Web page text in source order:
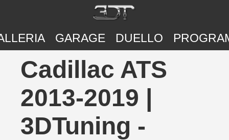
GARAGE DUELLO
Cadillac ATS
2013-2019 |
3DTuning -